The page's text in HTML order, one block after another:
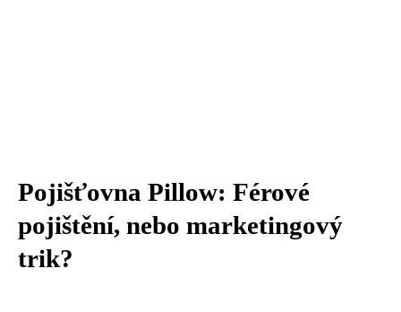
Pojišťovna Pillow: Férové
pojištění, nebo marketingový
trik?